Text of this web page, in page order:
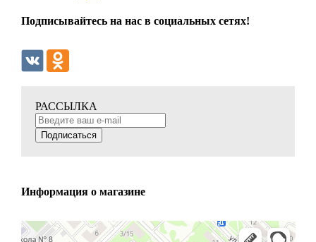
Подписывайтесь на нас в социальных сетях!
РАССЫЛКА
Подписаться
Информация о магазине